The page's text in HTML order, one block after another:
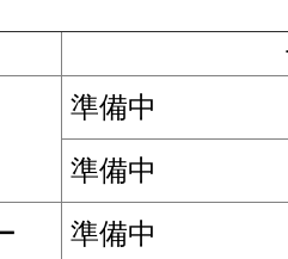
準備中
準備中
準備中